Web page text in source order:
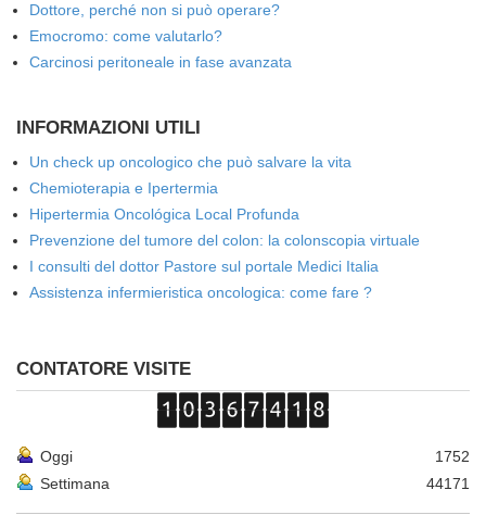
Dottore, perché non si può operare?
Emocromo: come valutarlo?
Carcinosi peritoneale in fase avanzata
INFORMAZIONI UTILI
Un check up oncologico che può salvare la vita
Chemioterapia e Ipertermia
Hipertermia Oncológica Local Profunda
Prevenzione del tumore del colon: la colonscopia virtuale
I consulti del dottor Pastore sul portale Medici Italia
Assistenza infermieristica oncologica: come fare ?
CONTATORE VISITE
Oggi
1752
Settimana
44171